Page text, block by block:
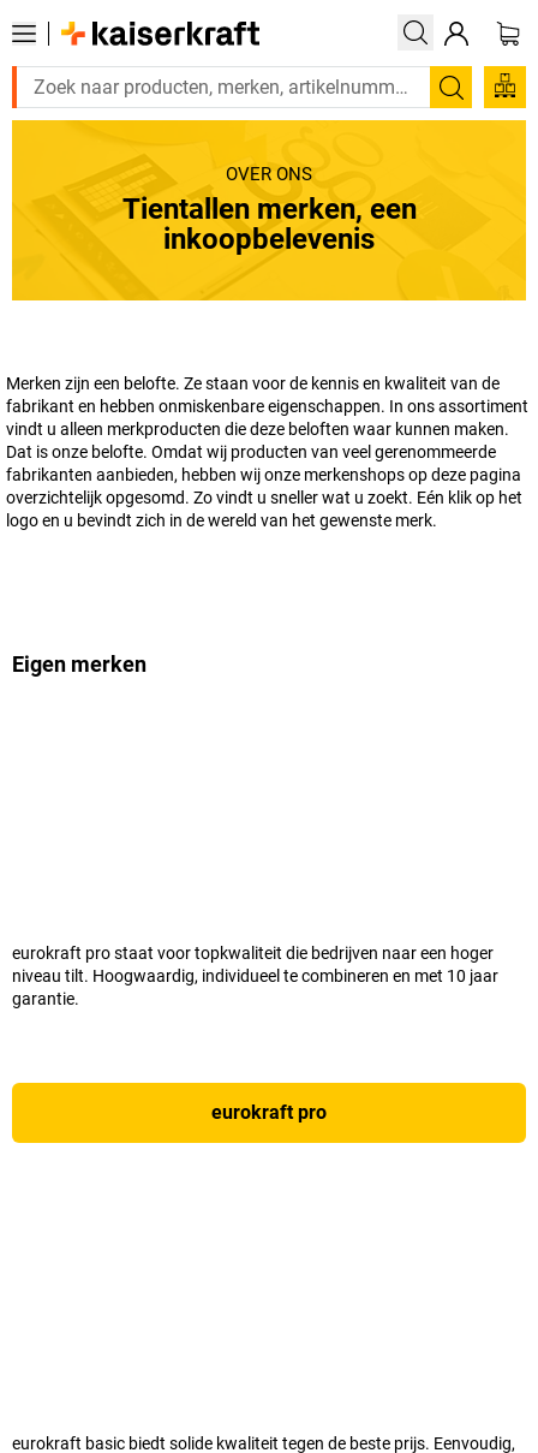
Zoeken
OVER ONS
Tientallen merken, een
inkoopbelevenis
Merken zijn een belofte. Ze staan voor de kennis en kwaliteit van de
fabrikant en hebben onmiskenbare eigenschappen. In ons assortiment
vindt u alleen merkproducten die deze beloften waar kunnen maken.
Dat is onze belofte. Omdat wij producten van veel gerenommeerde
fabrikanten aanbieden, hebben wij onze merkenshops op deze pagina
overzichtelijk opgesomd. Zo vindt u sneller wat u zoekt. Eén klik op het
logo en u bevindt zich in de wereld van het gewenste merk.
Eigen merken
eurokraft pro staat voor topkwaliteit die bedrijven naar een hoger
niveau tilt. Hoogwaardig, individueel te combineren en met 10 jaar
garantie.
eurokraft pro
eurokraft basic biedt solide kwaliteit tegen de beste prijs. Eenvoudig,